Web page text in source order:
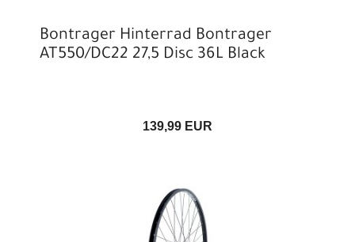
Bontrager Hinterrad Bontrager
AT550/DC22 27,5 Disc 36L Black
139,99 EUR